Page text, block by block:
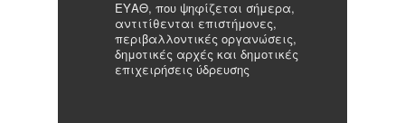
ΕΥΑΘ, που ψηφίζεται σήμερα,
αντιτίθενται επιστήμονες,
περιβαλλοντικές οργανώσεις,
δημοτικές αρχές και δημοτικές
επιχειρήσεις ύδρευσης